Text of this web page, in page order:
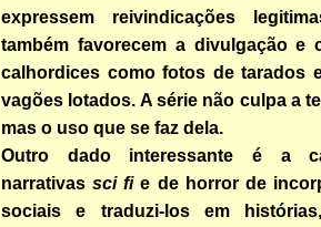
expressem reivindicações
também favorecem a divulgação e
calhordices como fotos de tarados
vagões lotados. A série não culpa a
mas o uso que se faz dela.
Outro dado interessante é a
narrativassci fie de horror de
sociais e traduzi-los em